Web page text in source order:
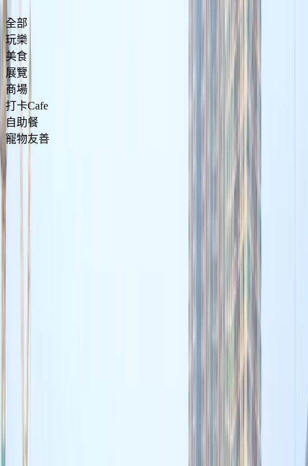
全部
玩樂
美食
展覽
商場
打卡Cafe
自助餐
寵物友善
牌+拋圈撈金魚（附消費